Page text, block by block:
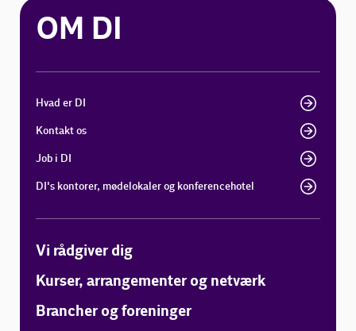
OM DI
Hvad er DI
Kontakt os
Job i DI
DI's kontorer, mødelokaler og konferencehotel
Vi rådgiver dig
Kurser, arrangementer og netværk
Brancher og foreninger